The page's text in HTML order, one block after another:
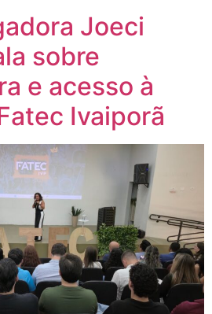
Joeci
sobre
e acesso à
Ivaiporã